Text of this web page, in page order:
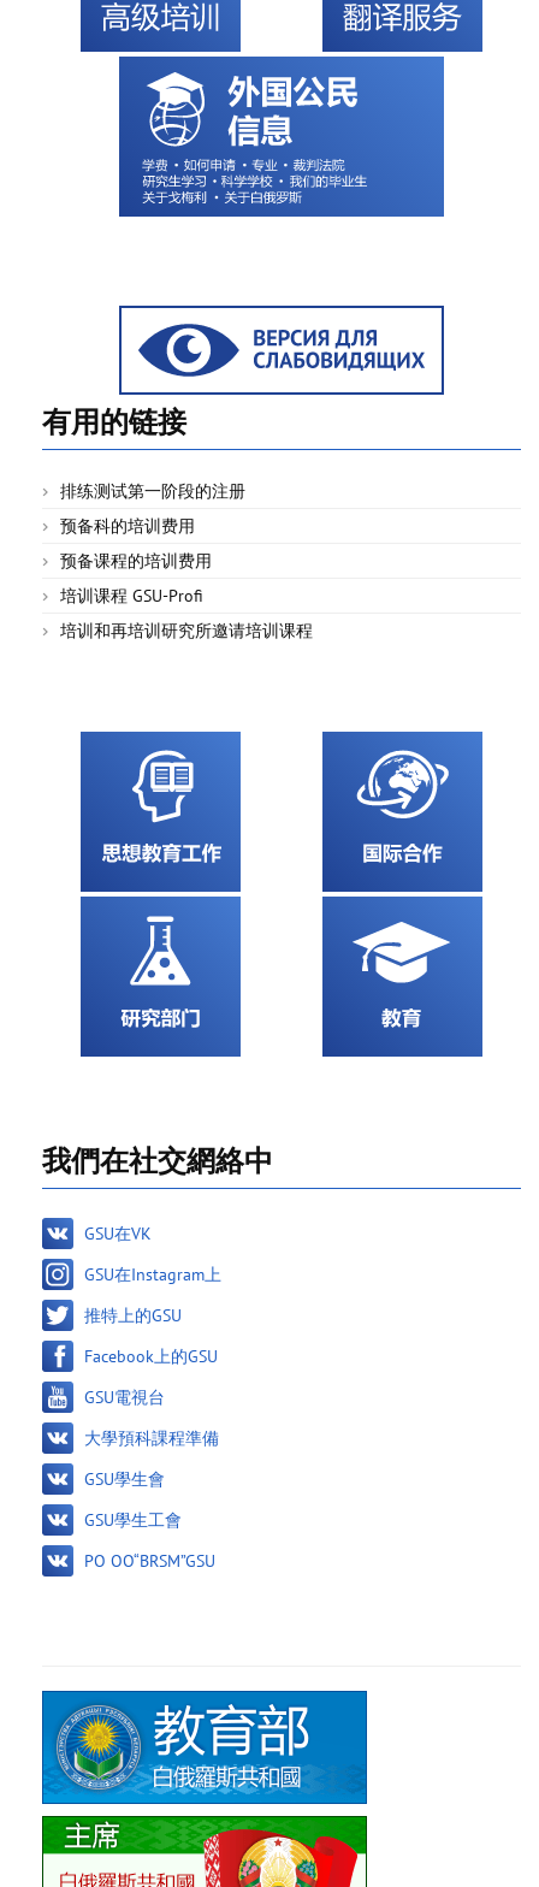
有用的链接
排练测试第一阶段的注册
预备科的培训费用
预备课程的培训费用
培训课程 GSU-Profi
培训和再培训研究所邀请培训课程
我們在社交網絡中
GSU在VK
GSU在Instagram上
推特上的GSU
Facebook上的GSU
GSU電視台
大學預科課程準備
GSU學生會
GSU學生工會
PO OO“BRSM”GSU